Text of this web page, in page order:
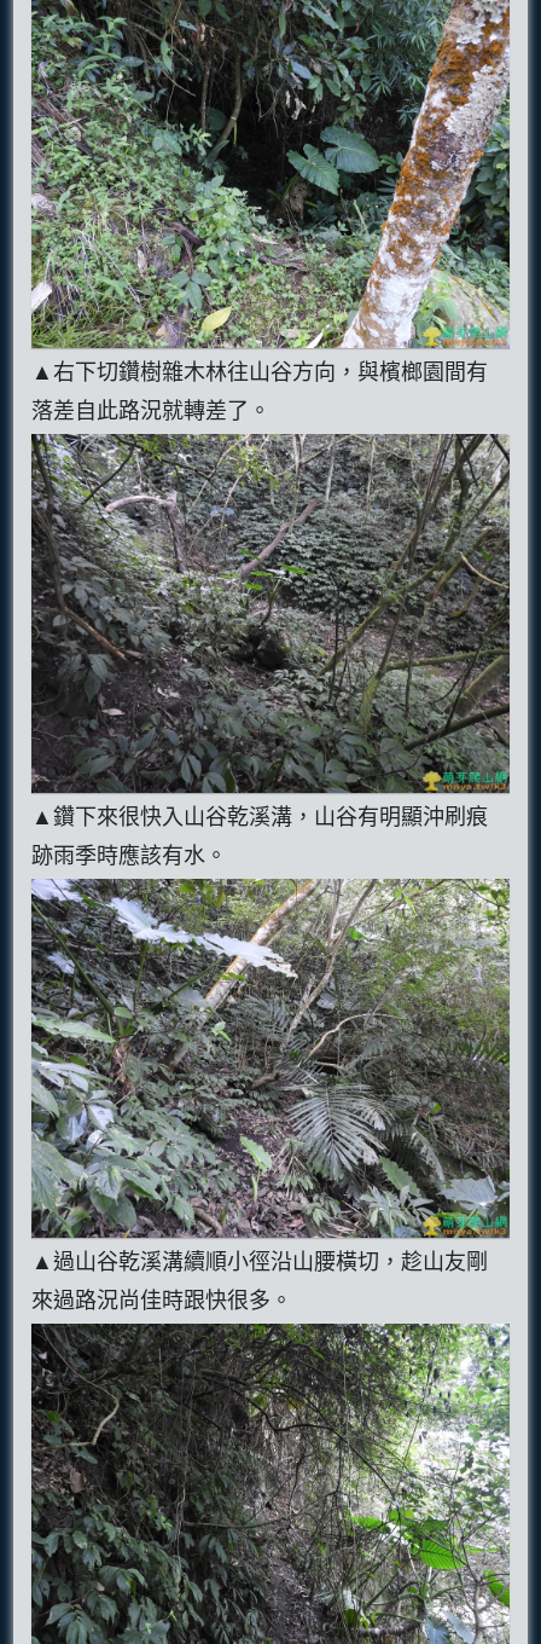
▲右下切鑽樹雜木林往山谷方向，與檳榔園間有
落差自此路況就轉差了。
▲鑽下來很快入山谷乾溪溝，山谷有明顯沖刷痕
跡雨季時應該有水。
▲過山谷乾溪溝續順小徑沿山腰橫切，趁山友剛
來過路況尚佳時跟快很多。